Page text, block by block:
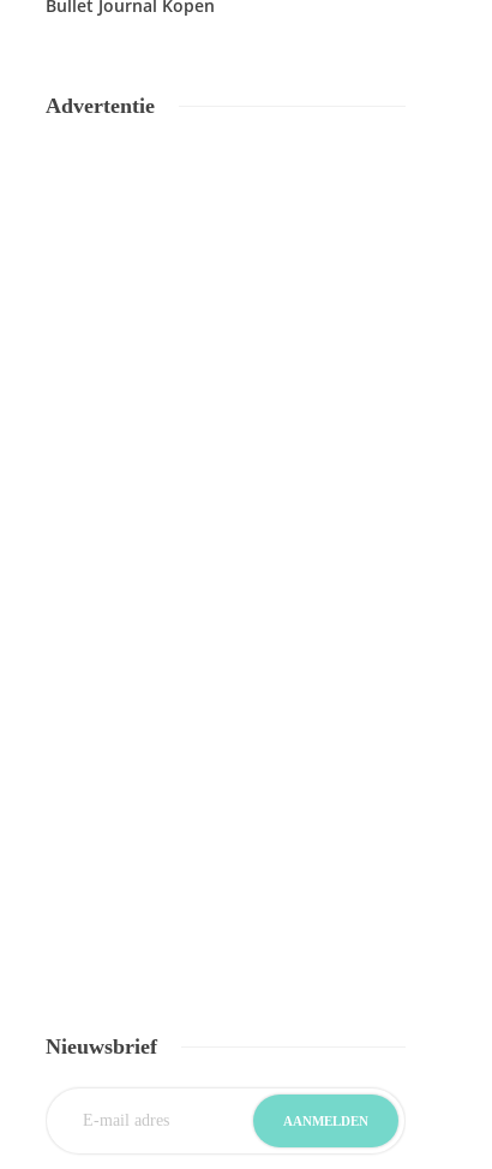
Bullet Journal Kopen
Advertentie
Nieuwsbrief